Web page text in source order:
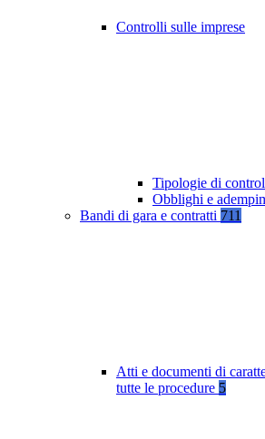
Controlli sulle imprese
Tipologie di
Obblighi e
Bandi di gara e contratti 711
Atti e documenti di
tutte le procedure 5